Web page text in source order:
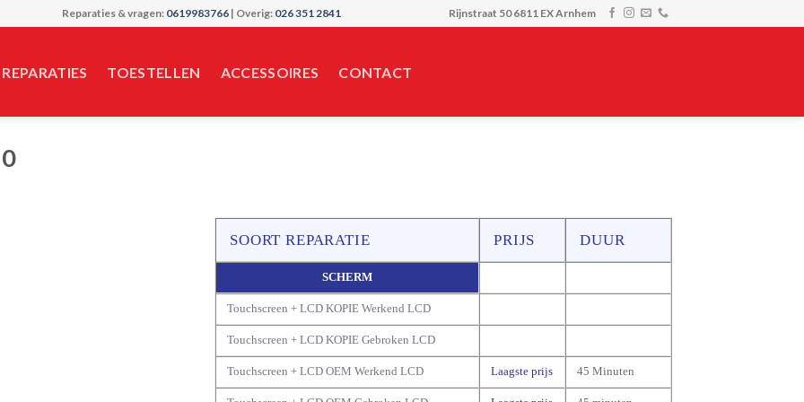
Reparaties & vragen: 0619983766| Overig: 026 351 2841 Rijnstraat 50 6811 EX Arnhem
REPARATIES TOESTELLEN ACCESSOIRES CONTACT
SOORT REPARATIE PRIJS DUUR
SCHERM
Touchscreen + LCD KOPIE Werkend LCD
Touchscreen + LCD KOPIE Gebroken LCD
Touchscreen + LCD OEM Werkend LCD Laagste prijs 45 Minuten